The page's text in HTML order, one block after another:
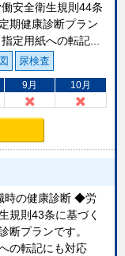
安全衛生規則44条
期健康診断プラン
定用紙への転記...
尿検査
9月 10月
時の健康診断 ◆労
規則43条に基づく
断プランです。
の転記にも対応